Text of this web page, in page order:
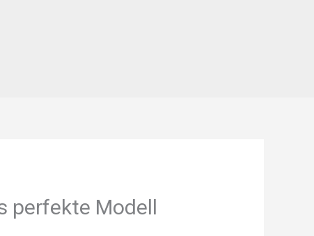
perfekte Modell